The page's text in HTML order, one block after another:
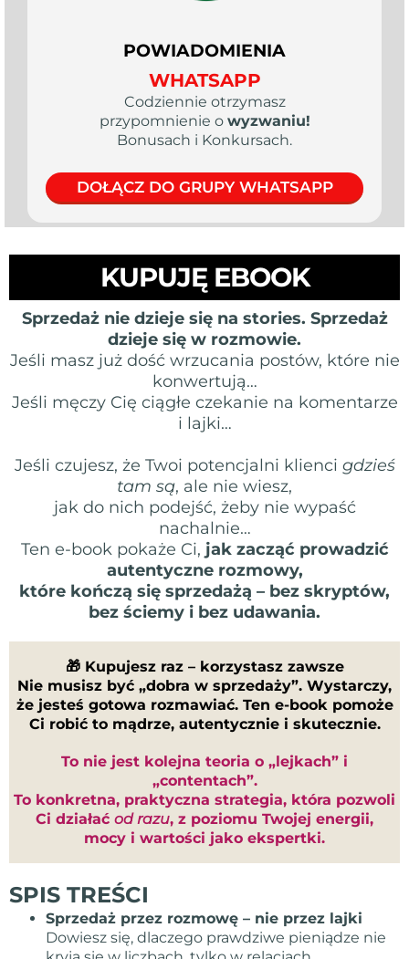
POWIADOMIENIA
WHATSAPP
Codziennie otrzymasz
przypomnienie o wyzwaniu!
Bonusach i Konkursach.
DOŁĄCZ DO GRUPY WHATSAPP
KUPUJĘ EBOOK
Sprzedaż nie dzieje się na stories. Sprzedaż
dzieje się w rozmowie.
Jeśli masz już dość wrzucania postów, które nie
konwertują…
Jeśli męczy Cię ciągłe czekanie na komentarze
i lajki…
Jeśli czujesz, że Twoi potencjalni klienci gdzieś
tam są, ale nie wiesz,
jak do nich podejść, żeby nie wypaść
nachalnie…
Ten e-book pokaże Ci, jak zacząć prowadzić
autentyczne rozmowy,
które kończą się sprzedażą – bez skryptów,
bez ściemy i bez udawania.
🎁 Kupujesz raz – korzystasz zawsze
Nie musisz być „dobra w sprzedaży”. Wystarczy,
że jesteś gotowa rozmawiać. Ten e-book pomoże
Ci robić to mądrze, autentycznie i skutecznie.
To nie jest kolejna teoria o „lejkach” i
„contentach”.
To konkretna, praktyczna strategia, która pozwoli
Ci działać od razu, z poziomu Twojej energii,
mocy i wartości jako ekspertki.
SPIS TREŚCI
Sprzedaż przez rozmowę – nie przez lajki
Dowiesz się, dlaczego prawdziwe pieniądze nie